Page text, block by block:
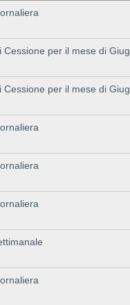
Cessione per il mese di
Cessione per il mese di